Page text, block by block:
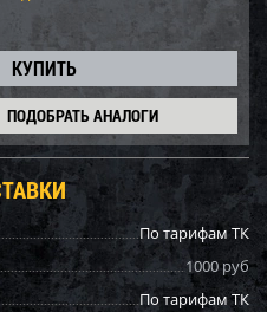
ПОДОБРАТЬ АНАЛОГИ
По тарифам ТК
1000 руб
По тарифам ТК